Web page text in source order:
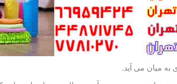
به میان می آید.